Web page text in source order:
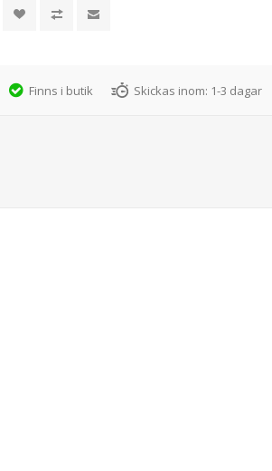
Finns i butik Skickas inom: 1-3 dagar